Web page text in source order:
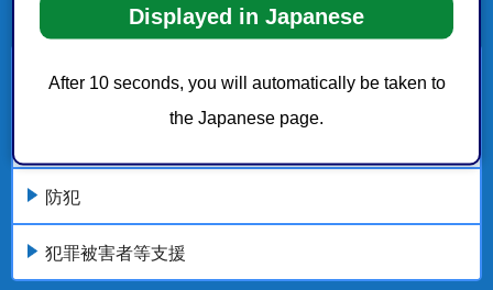
Displayed in Japanese
After 10 seconds, you will automatically be taken to
the Japanese page.
防犯・犯罪被害者等支援
防犯
犯罪被害者等支援